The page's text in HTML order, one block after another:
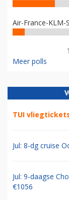
Air-France-KLM-
Meer polls
TUI
Jul: 8-dg cruise
Jul: 9-daagse
€1056